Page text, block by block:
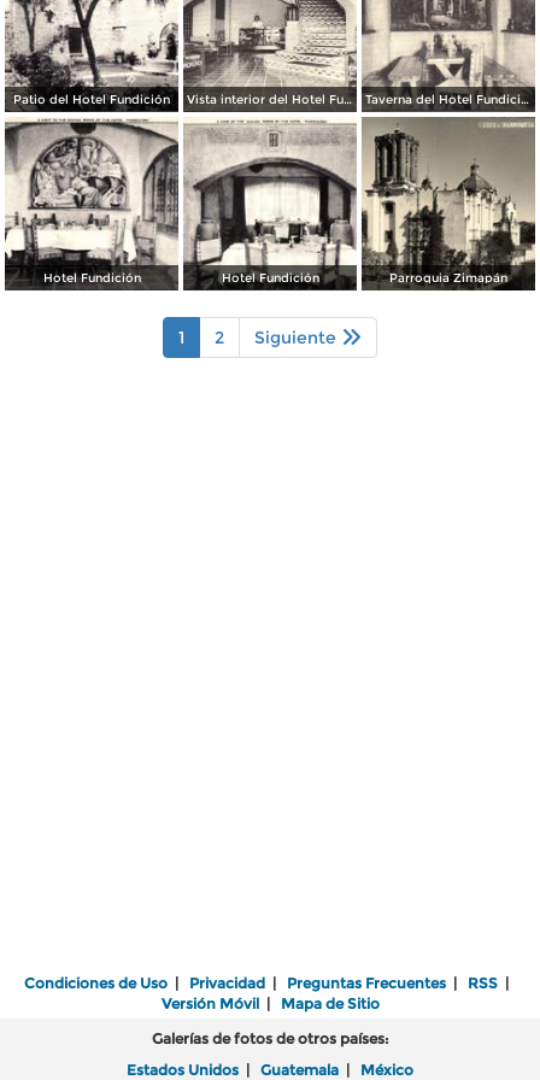
Patio del Hotel Fundición Vista interior del Hotel Fundición Taverna del Hotel Fundición
Hotel Fundición Hotel Fundición Parroquia Zimapán
1 2 Siguiente
Condiciones de Uso | Privacidad | Preguntas Frecuentes | RSS |
Versión Móvil| Mapa de Sitio
Galerías de fotos de otros países:
Estados Unidos | Guatemala | México